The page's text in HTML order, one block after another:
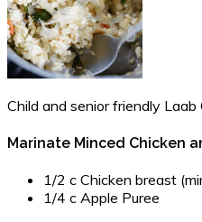
Child and senior friendly
Marinate Minced Chicken
1/2 c Chicken breast
1/4 c Apple Puree